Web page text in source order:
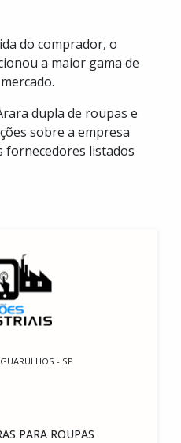
do comprador, o
a maior gama de
dupla de roupas e
sobre a empresa
fornecedores listados
- SP
PARA ROUPAS